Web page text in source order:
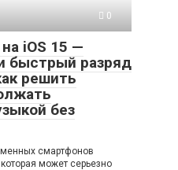
0
iOS 15 —
быстрый разряд
решить
без
смартфонов
может серьезно